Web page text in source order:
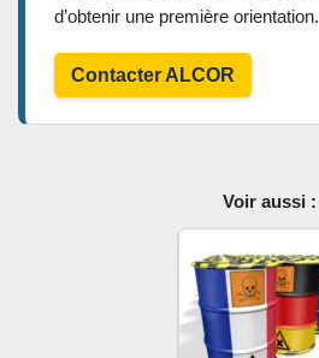
d’obtenir une première orientation.
Contacter ALCOR
Voir aussi :